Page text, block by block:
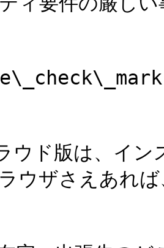
ウド版は、イ
ウザさえあれ